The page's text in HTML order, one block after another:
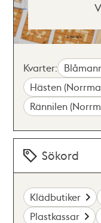
Kvarter:
Hästen
Rännilen
Sökord
Klädbutiker
Plastkassar